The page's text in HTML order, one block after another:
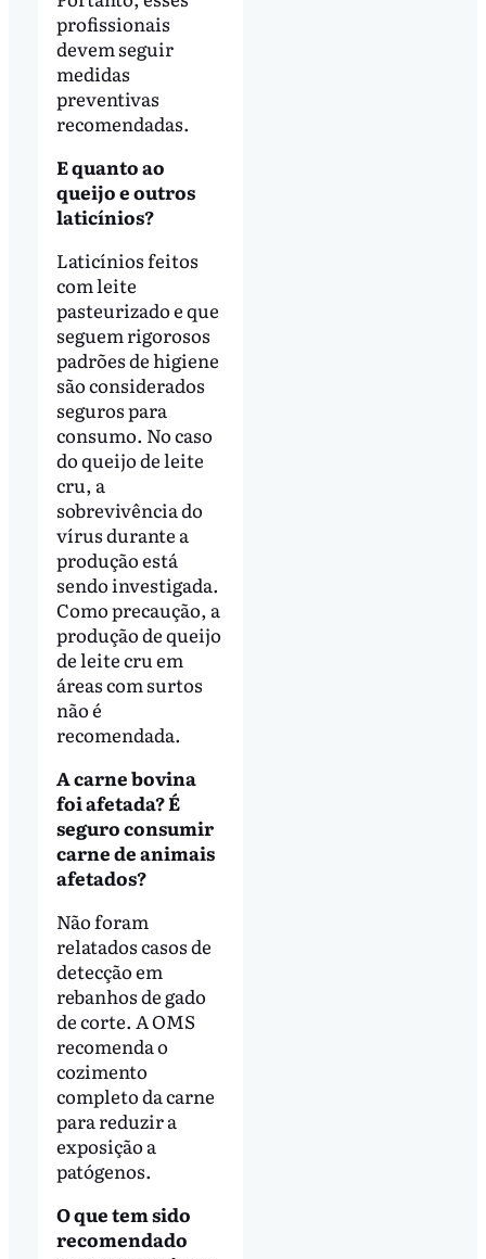
profissionais
devem seguir
medidas
preventivas
recomendadas.
E quanto ao
queijo e outros
laticínios?
Laticínios feitos
com leite
pasteurizado e que
seguem rigorosos
padrões de higiene
são considerados
seguros para
consumo. No caso
do queijo de leite
cru, a
sobrevivência do
vírus durante a
produção está
sendo investigada.
Como precaução, a
produção de queijo
de leite cru em
áreas com surtos
não é
recomendada.
A carne bovina
foi afetada? É
seguro consumir
carne de animais
afetados?
Não foram
relatados casos de
detecção em
rebanhos de gado
de corte. A OMS
recomenda o
cozimento
completo da carne
para reduzir a
exposição a
patógenos.
O que tem sido
recomendado